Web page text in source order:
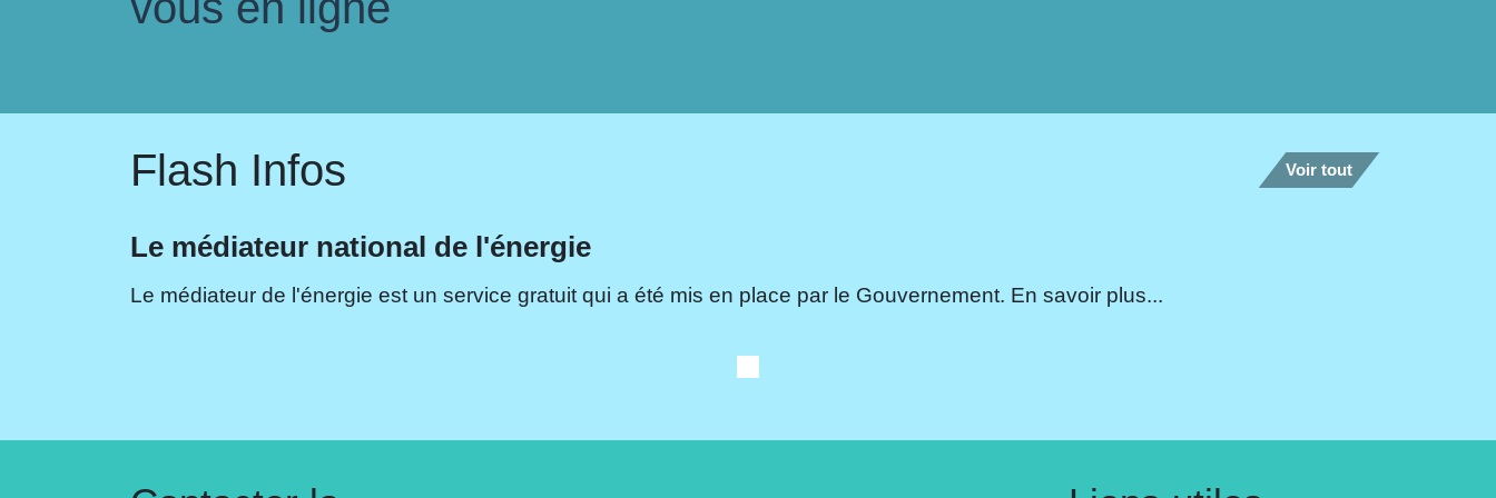
Flash Infos Voir tout
Le médiateur national de l'énergie
Le médiateur de l'énergie est un service gratuit qui a été mis en place par le Gouvernement. En savoir plus...